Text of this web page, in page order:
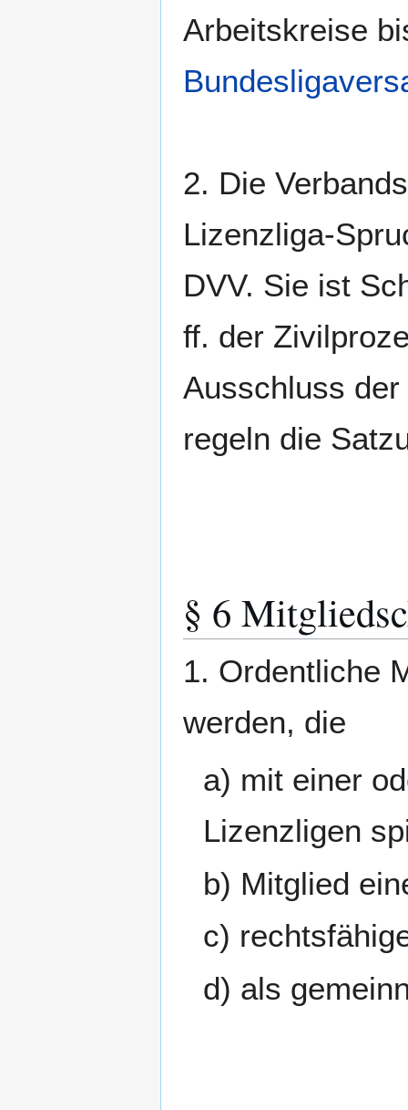
Arbeitskreise
2. Die
Lizenzliga-
DVV. Sie ist
ff. der
Ausschluss
regeln die
§ 6
1. Ordentliche
werden, die
a) mit einer
Lizenzligen
b) Mitglied
c)
d) als